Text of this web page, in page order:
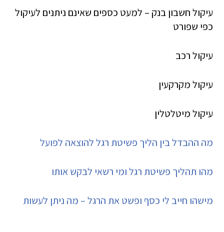
עיקול חשבון בנק – למעט כספים שאינם ניתנים לעיקול
כפי שפורט
עיקול רכב
עיקול מקרקעין
עיקול מיטלטלין
מה ההבדל בין הליך פשיטת רגל להוצאה לפועל
מהו תהליך פשיטת רגל ומי רשאי לבקש אותו
מישהו חייב לי כסף ופשט את הרגל – מה ניתן לעשות